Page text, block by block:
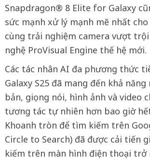
Snapdragon® 8 Elite for Galaxy
sức mạnh xử lý mạnh mẽ nhất cho
cùng trải nghiệm camera vượt
nghệ ProVisual Engine thế hệ mới.
Các tác nhân AI đa phương thức
Galaxy S25 đã mang đến khả
bản, giọng nói, hình ảnh và video
tương tác tự nhiên hơn bao giờ
Khoanh tròn để tìm kiếm trên
Circle to Search) đã được cải tiến
kiếm trên màn hình điện thoại trở